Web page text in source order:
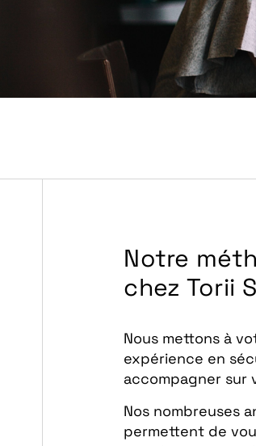
Notre
chez Torii
Nous mettons à
expérience en
accompagner sur
Nos nombreuses
permettent de